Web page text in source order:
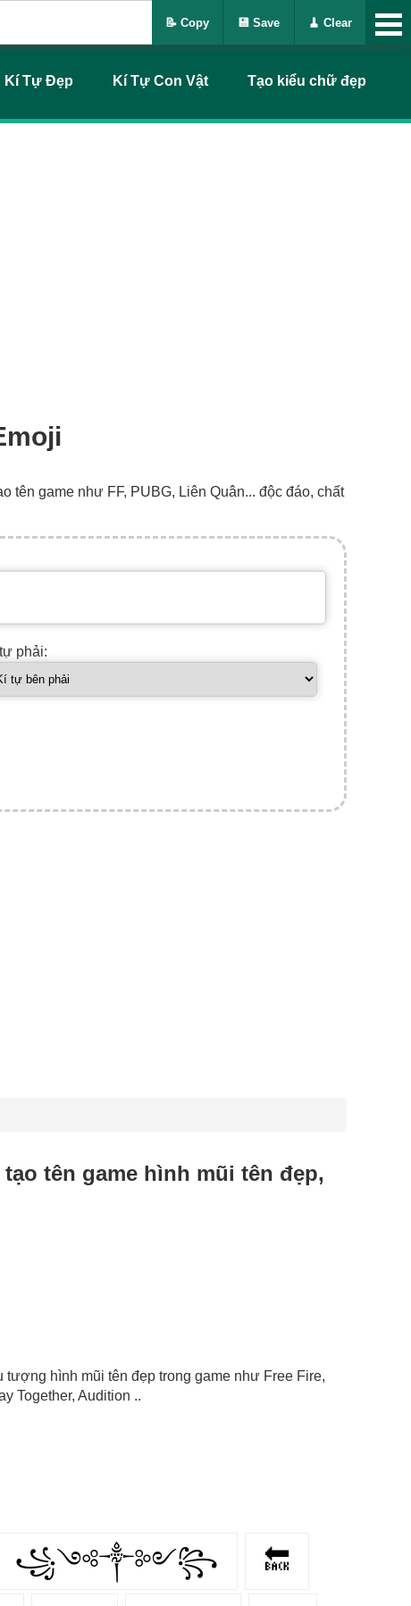
Kí Tự Đẹp Kí Tự Con Vật Tạo kiểu chữ đẹp
tên game như FF, PUBG, Liên Quân... độc đáo, chất
phải:
tên game hình mũi tên đẹp,
tượng hình mũi tên đẹp trong game như Free Fire,
Together, Audition ..
꧁༺༒༻꧂ 🔙
📝 Copy 💾 Save 🧹 Clear